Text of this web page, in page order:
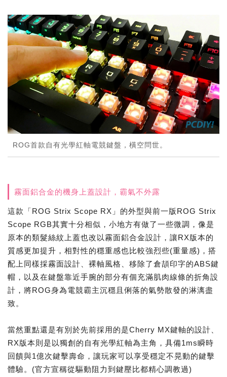
ROG首款自有光學紅軸電競鍵盤，橫空問世。
霧面鋁合金的機身上蓋設計，霸氣不外露
這款「ROG Strix Scope RX」的外型與前一版ROG Strix
Scope RGB其實十分相似，小地方有做了一些微調，像是
原本的類髮絲紋上蓋也改以霧面鋁合金設計，讓RX版本的
質感更加提升，相對性的穩重感也比較強烈些(重量感)，搭
配上同樣採霧面設計、裸軸風格、移除了倉頡印字的ABS鍵
帽，以及在鍵盤靠近手腕的部分有個充滿肌肉線條的折角設
計，將ROG身為電競霸主沉穩且俐落的氣勢散發的淋漓盡
致。
當然重點還是有別於先前採用的是Cherry MX鍵軸的設計、
RX版本則是以獨創的自有光學紅軸為主角，具備1ms瞬時
回饋與1億次鍵擊壽命，讓玩家可以享受穩定不晃動的鍵擊
體驗。(官方宣稱從驅動阻力到鍵壓比都精心調教過)